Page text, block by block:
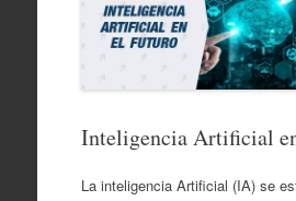
Inteligencia Artificial
La inteligencia Artificial (IA) se